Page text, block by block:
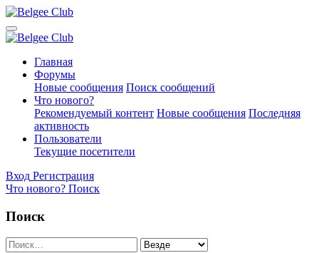
Главная
Форумы
Новые сообщения Поиск сообщений
Что нового?
Рекомендуемый контент Новые сообщения Последняя
активность
Пользователи
Текущие посетители
Вход Регистрация
Что нового? Поиск
Поиск